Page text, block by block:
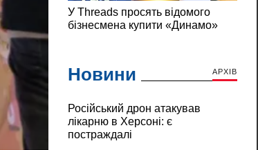
Новини АРХІВ
Російський дрон атакував
лікарню в Херсоні: є
постраждалі